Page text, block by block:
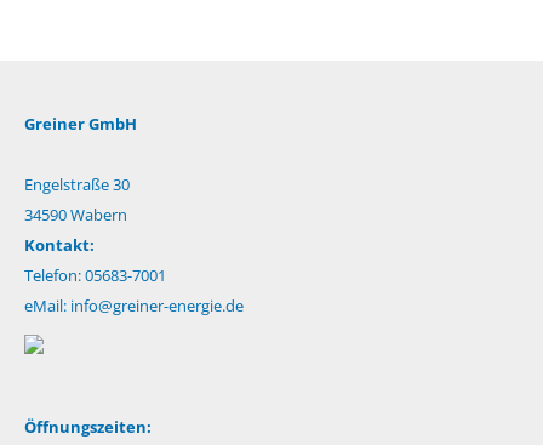
Greiner GmbH
Engelstraße 30
34590 Wabern
Kontakt:
Telefon: 05683-7001
eMail: info@greiner-energie.de
Öffnungszeiten: